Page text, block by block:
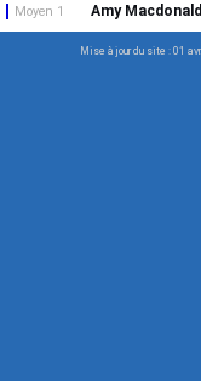
Amy Macdonald
Moyen 1
Mise à jour du site : 01